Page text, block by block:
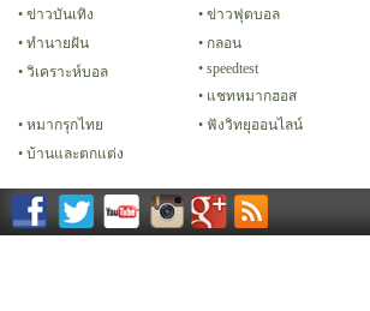
ข่าวบันเทิง
ข่าวฟุตบอล
ทํานายฝัน
กลอน
วิเคราะห์บอล
speedtest
แชทหมากฮอส
หมากรุกไทย
ฟังวิทยุออนไลน์
บ้านและตกแต่ง